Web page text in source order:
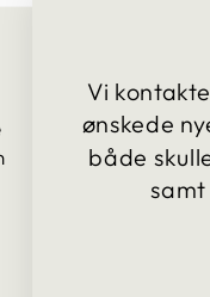
Vi
ønskede
både